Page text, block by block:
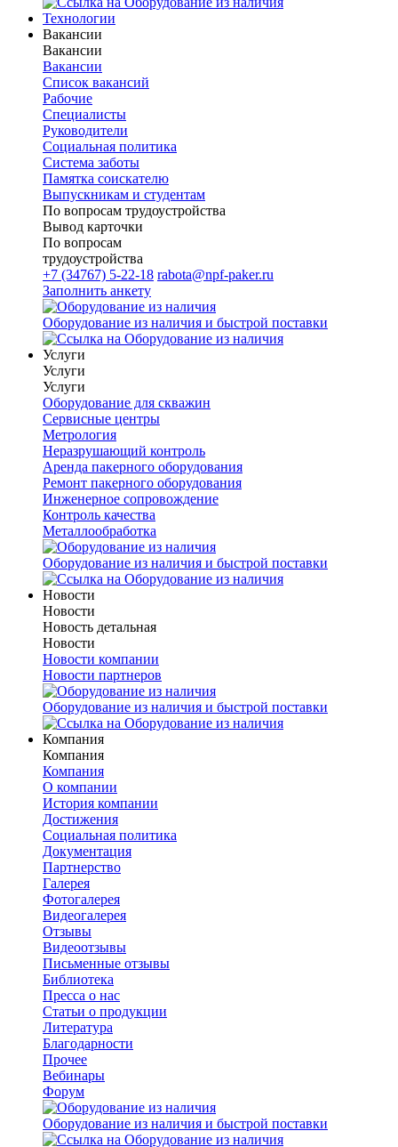
Технологии
Вакансии
Вакансии
Вакансии
Список вакансий
Рабочие
Специалисты
Руководители
Cоциальная политика
Система заботы
Памятка соискателю
Выпускникам и студентам
По вопросам трудоустройства
Вывод карточки
По вопросам
трудоустройства
+7 (34767) 5-22-18 rabota@npf-paker.ru
Заполнить анкету
Оборудование из наличия и быстрой поставки
Услуги
Услуги
Услуги
Оборудование для скважин
Сервисные центры
Метрология
Неразрушающий контроль
Аренда пакерного оборудования
Ремонт пакерного оборудования
Инженерное сопровождение
Контроль качества
Металлообработка
Оборудование из наличия и быстрой поставки
Новости
Новости
Новость детальная
Новости
Новости компании
Новости партнеров
Оборудование из наличия и быстрой поставки
Компания
Компания
Компания
О компании
История компании
Достижения
Социальная политика
Документация
Партнерство
Галерея
Фотогалерея
Видеогалерея
Отзывы
Видеоотзывы
Письменные отзывы
Библиотека
Пресса о нас
Статьи о продукции
Литература
Благодарности
Прочее
Вебинары
Форум
Оборудование из наличия и быстрой поставки